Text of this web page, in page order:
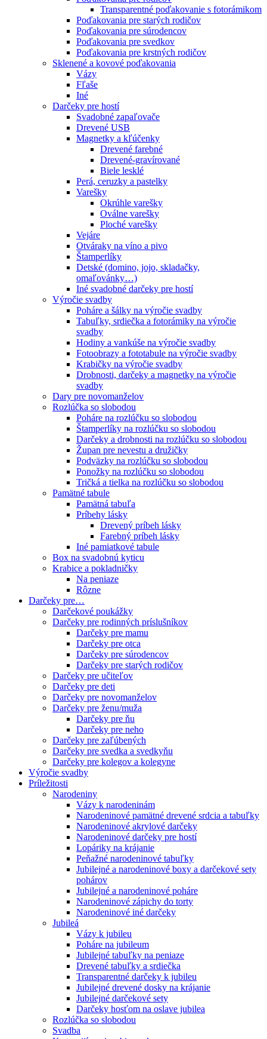
Transparentné poďakovanie s fotorámikom
Poďakovania pre starých rodičov
Poďakovania pre súrodencov
Poďakovania pre svedkov
Poďakovania pre krstných rodičov
Sklenené a kovové poďakovania
Vázy
Fľaše
Iné
Darčeky pre hostí
Svadobné zapaľovače
Drevené USB
Magnetky a kľúčenky
Drevené farebné
Drevené-gravírované
Biele lesklé
Perá, ceruzky a pastelky
Varešky
Okrúhle varešky
Oválne varešky
Ploché varešky
Vejáre
Otváraky na víno a pivo
Štamperlíky
Detské (domino, jojo, skladačky,
omaľovánky…)
Iné svadobné darčeky pre hostí
Výročie svadby
Poháre a šálky na výročie svadby
Tabuľky, srdiečka a fotorámiky na výročie
svadby
Hodiny a vankúše na výročie svadby
Fotoobrazy a fototabule na výročie svadby
Krabičky na výročie svadby
Drobnosti, darčeky a magnetky na výročie
svadby
Dary pre novomanželov
Rozlúčka so slobodou
Poháre na rozlúčku so slobodou
Štamperlíky na rozlúčku so slobodou
Darčeky a drobnosti na rozlúčku so slobodou
Župan pre nevestu a družičky
Podväzky na rozlúčku so slobodou
Ponožky na rozlúčku so slobodou
Tričká a tielka na rozlúčku so slobodou
Pamätné tabule
Pamätná tabuľa
Príbehy lásky
Drevený príbeh lásky
Farebný príbeh lásky
Iné pamiatkové tabule
Box na svadobnú kyticu
Krabice a pokladničky
Na peniaze
Rôzne
Darčeky pre…
Darčekové poukážky
Darčeky pre rodinných príslušníkov
Darčeky pre mamu
Darčeky pre otca
Darčeky pre súrodencov
Darčeky pre starých rodičov
Darčeky pre učiteľov
Darčeky pre deti
Darčeky pre novomanželov
Darčeky pre ženu/muža
Darčeky pre ňu
Darčeky pre neho
Darčeky pre zaľúbených
Darčeky pre svedka a svedkyňu
Darčeky pre kolegov a kolegyne
Výročie svadby
Príležitosti
Narodeniny
Vázy k narodeninám
Narodeninové pamätné drevené srdcia a tabuľky
Narodeninové akrylové darčeky
Narodeninové darčeky pre hostí
Lopáriky na krájanie
Peňažné narodeninové tabuľky
Jubilejné a narodeninové boxy a darčekové sety
pohárov
Jubilejné a narodeninové poháre
Narodeninové zápichy do torty
Narodeninové iné darčeky
Jubileá
Vázy k jubileu
Poháre na jubileum
Jubilejné tabuľky na peniaze
Drevené tabuľky a srdiečka
Transparentné darčeky k jubileu
Jubilejné drevené dosky na krájanie
Jubilejné darčekové sety
Darčeky hosťom na oslave jubilea
Rozlúčka so slobodou
Svadba